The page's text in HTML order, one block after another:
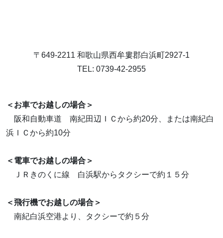
〒649-2211 和歌山県西牟婁郡白浜町2927-1
TEL: 0739-42-2955
＜お車でお越しの場合＞
阪和自動車道 南紀田辺ＩＣから約20分、または南紀白
浜ＩＣから約10分
＜電車でお越しの場合＞
ＪＲきのくに線 白浜駅からタクシーで約１５分
＜飛行機でお越しの場合＞
南紀白浜空港より、タクシーで約５分